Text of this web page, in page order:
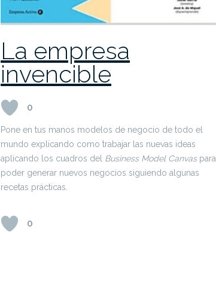
La empresa
invencible
0
Pone en tus manos modelos de negocio de todo el
mundo explicando como trabajar las nuevas ideas
aplicando los cuadros del Business Model Canvas para
poder generar nuevos negocios siguiendo algunas
recetas prácticas.
0